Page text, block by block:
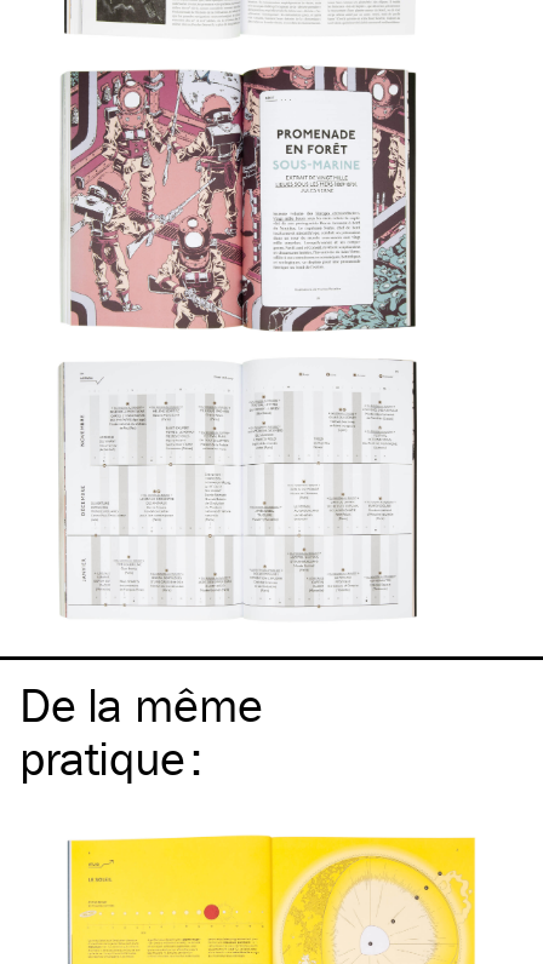
De la même
pratique: